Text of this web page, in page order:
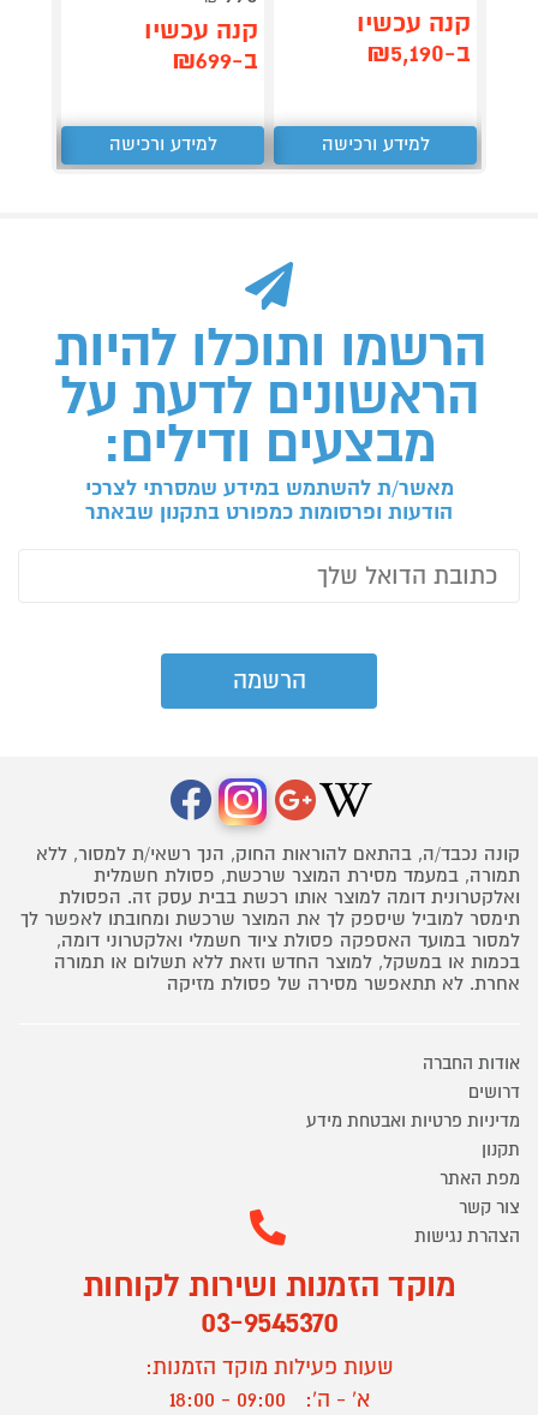
קנה עכשיו
ב-₪5,190
למידע ורכישה
קנה עכשיו
ב-₪699
למידע ורכישה
הרשמו ותוכלו להיות
הראשונים לדעת על
מבצעים ודילים:
מאשר/ת להשתמש במידע שמסרתי לצרכי
הודעות ופרסומות כמפורט בתקנון שבאתר
קונה נכבד/ה, בהתאם להוראות החוק, הנך רשאי/ת למסור, ללא
תמורה, במעמד מסירת המוצר שרכשת, פסולת חשמלית
ואלקטרונית דומה למוצר אותו רכשת בבית עסק זה. הפסולת
תימסר למוביל שיספק לך את המוצר שרכשת ומחובתו לאפשר לך
למסור במועד האספקה פסולת ציוד חשמלי ואלקטרוני דומה,
בכמות או במשקל, למוצר החדש וזאת ללא תשלום או תמורה
אחרת. לא תתאפשר מסירה של פסולת מזיקה
אודות החברה
דרושים
מדיניות פרטיות ואבטחת מידע
תקנון
מפת האתר
צור קשר
הצהרת נגישות
מוקד הזמנות ושירות לקוחות
03-9545370
שעות פעילות מוקד הזמנות:
א' - ה':
09:00 - 18:00